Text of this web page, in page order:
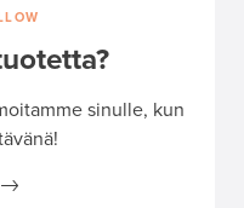
sinulle, kun